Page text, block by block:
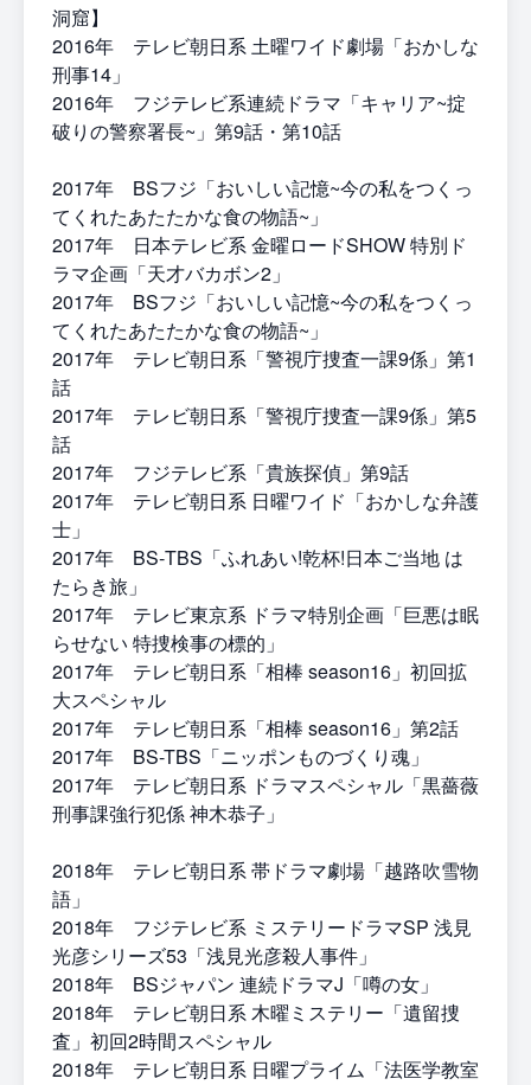
洞窟】
2016年 テレビ朝日系 土曜ワイド劇場「おかしな
刑事14」
2016年 フジテレビ系連続ドラマ「キャリア~掟
破りの警察署長~」第9話・第10話
2017年 BSフジ「おいしい記憶~今の私をつくっ
てくれたあたたかな食の物語~」
2017年 日本テレビ系 金曜ロードSHOW 特別ド
ラマ企画「天才バカボン2」
2017年 BSフジ「おいしい記憶~今の私をつくっ
てくれたあたたかな食の物語~」
2017年 テレビ朝日系「警視庁捜査一課9係」第1
話
2017年 テレビ朝日系「警視庁捜査一課9係」第5
話
2017年 フジテレビ系「貴族探偵」第9話
2017年 テレビ朝日系 日曜ワイド「おかしな弁護
士」
2017年 BS‐TBS「ふれあい!乾杯!日本ご当地 は
たらき旅」
2017年 テレビ東京系 ドラマ特別企画「巨悪は眠
らせない 特捜検事の標的」
2017年 テレビ朝日系「相棒 season16」初回拡
大スペシャル
2017年 テレビ朝日系「相棒 season16」第2話
2017年 BS-TBS「ニッポンものづくり魂」
2017年 テレビ朝日系 ドラマスペシャル「黒薔薇
刑事課強行犯係 神木恭子」
2018年 テレビ朝日系 帯ドラマ劇場「越路吹雪物
語」
2018年 フジテレビ系 ミステリードラマSP 浅見
光彦シリーズ53「浅見光彦殺人事件」
2018年 BSジャパン 連続ドラマJ「噂の女」
2018年 テレビ朝日系 木曜ミステリー「遺留捜
査」初回2時間スペシャル
2018年 テレビ朝日系 日曜プライム「法医学教室